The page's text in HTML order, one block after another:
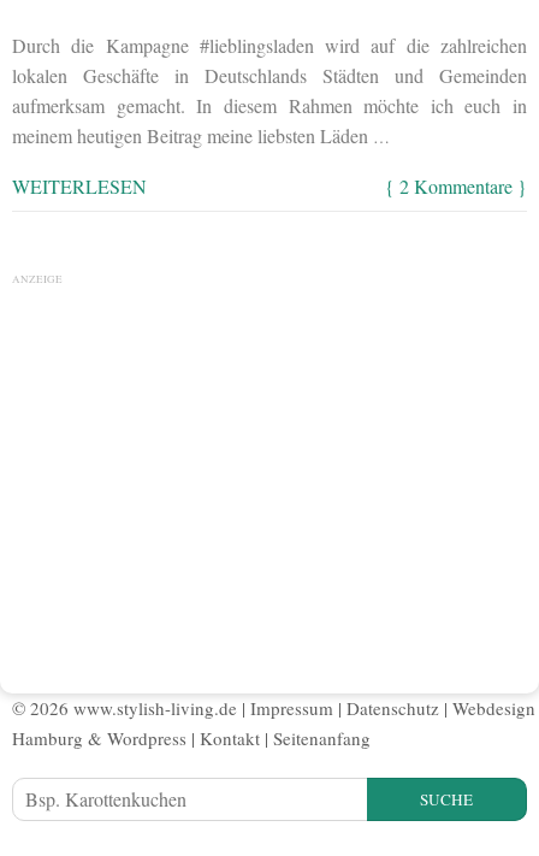
Durch die Kampagne #lieblingsladen wird auf die zahlreichen
lokalen Geschäfte in Deutschlands Städten und Gemeinden
aufmerksam gemacht. In diesem Rahmen möchte ich euch in
meinem heutigen Beitrag meine liebsten Läden …
WEITERLESEN { 2 Kommentare }
ANZEIGE
© 2026 www.stylish-living.de | Impressum | Datenschutz | Webdesign
Hamburg & Wordpress | Kontakt | Seitenanfang
SUCHE